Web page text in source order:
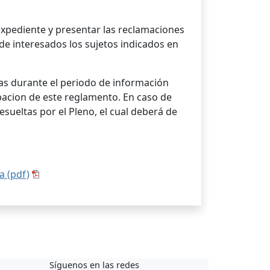
y presentar las reclamaciones
interesados los sujetos indicados en
durante el periodo de información
de este reglamento. En caso de
por el Pleno, el cual deberá de
(pdf)
Síguenos en las redes